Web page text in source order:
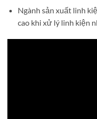
Ngành sản xuất linh
cao khi xử lý linh kiện